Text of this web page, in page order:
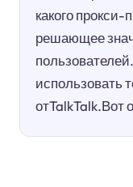
какого
решающее
использовать
отTalkTalk.Вот